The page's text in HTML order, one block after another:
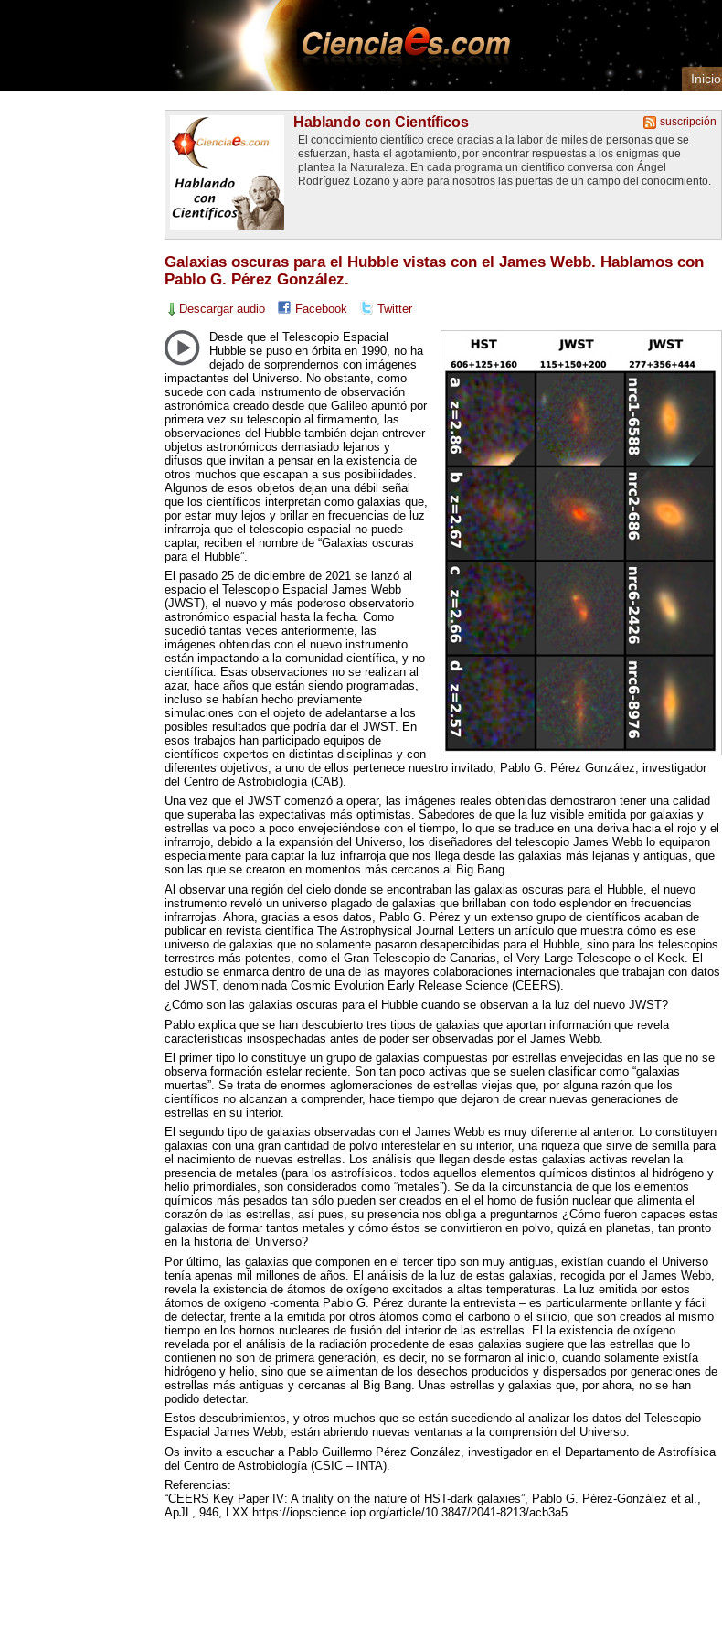
Inicio
suscripción
Hablando con Científicos
El conocimiento científico crece gracias a la labor de miles de personas que se
esfuerzan, hasta el agotamiento, por encontrar respuestas a los enigmas que
plantea la Naturaleza. En cada programa un científico conversa con Ángel
Rodríguez Lozano y abre para nosotros las puertas de un campo del conocimiento.
Galaxias oscuras para el Hubble vistas con el James Webb. Hablamos con
Pablo G. Pérez González.
Descargar audio Facebook Twitter
Desde que el Telescopio Espacial
Hubble se puso en órbita en 1990, no ha
dejado de sorprendernos con imágenes
impactantes del Universo. No obstante, como
sucede con cada instrumento de observación
astronómica creado desde que Galileo apuntó por
primera vez su telescopio al firmamento, las
observaciones del Hubble también dejan entrever
objetos astronómicos demasiado lejanos y
difusos que invitan a pensar en la existencia de
otros muchos que escapan a sus posibilidades.
Algunos de esos objetos dejan una débil señal
que los científicos interpretan como galaxias que,
por estar muy lejos y brillar en frecuencias de luz
infrarroja que el telescopio espacial no puede
captar, reciben el nombre de “Galaxias oscuras
para el Hubble”.
El pasado 25 de diciembre de 2021 se lanzó al
espacio el Telescopio Espacial James Webb
(JWST), el nuevo y más poderoso observatorio
astronómico espacial hasta la fecha. Como
sucedió tantas veces anteriormente, las
imágenes obtenidas con el nuevo instrumento
están impactando a la comunidad científica, y no
científica. Esas observaciones no se realizan al
azar, hace años que están siendo programadas,
incluso se habían hecho previamente
simulaciones con el objeto de adelantarse a los
posibles resultados que podría dar el JWST. En
esos trabajos han participado equipos de
científicos expertos en distintas disciplinas y con
diferentes objetivos, a uno de ellos pertenece nuestro invitado, Pablo G. Pérez González, investigador
del Centro de Astrobiología (CAB).
Una vez que el JWSTcomenzó a operar, las imágenes reales obtenidas demostraron tener una calidad
que superaba las expectativas más optimistas. Sabedores de que la luz visible emitida por galaxias y
estrellas va poco a poco envejeciéndose con el tiempo, lo que se traduce en una deriva hacia el rojo y el
infrarrojo, debido a la expansión del Universo, los diseñadores del telescopio James Webb lo equiparon
especialmente para captar la luz infrarroja que nos llega desde las galaxias más lejanas y antiguas, que
son las que se crearon en momentos más cercanos al Big Bang.
Al observar una región del cielo donde se encontraban las galaxias oscuras para el Hubble, el nuevo
instrumento reveló un universo plagado de galaxias que brillaban con todo esplendor en frecuencias
infrarrojas. Ahora, gracias a esos datos, Pablo G. Pérez y un extenso grupo de científicos acaban de
publicar en revista científica The Astrophysical Journal Letters un artículo que muestra cómo es ese
universo de galaxias que no solamente pasaron desapercibidas para el Hubble, sino para los telescopios
terrestres más potentes, como el Gran Telescopio de Canarias, el Very Large Telescope o el Keck. El
estudio se enmarca dentro de una de las mayores colaboraciones internacionales que trabajan con datos
del JWST, denominada Cosmic Evolution Early Release Science (CEERS).
¿Cómo son las galaxias oscuras para el Hubble cuando se observan a la luz del nuevo JWST?
Pablo explica que se han descubierto tres tipos de galaxias que aportan información que revela
características insospechadas antes de poder ser observadas por el James Webb.
El primer tipo lo constituye un grupo de galaxias compuestas por estrellas envejecidas en las que no se
observa formación estelar reciente. Son tan poco activas que se suelen clasificar como “galaxias
muertas”. Se trata de enormes aglomeraciones de estrellas viejas que, por alguna razón que los
científicos no alcanzan a comprender, hace tiempo que dejaron de crear nuevas generaciones de
estrellas en su interior.
El segundo tipo de galaxias observadas con el James Webb es muy diferente al anterior. Lo constituyen
galaxias con una gran cantidad de polvo interestelar en su interior, una riqueza que sirve de semilla para
el nacimiento de nuevas estrellas. Los análisis que llegan desde estas galaxias activas revelan la
presencia de metales (para los astrofísicos. todos aquellos elementos químicos distintos al hidrógeno y
helio primordiales, son considerados como “metales”). Se da la circunstancia de que los elementos
químicos más pesados tan sólo pueden ser creados en el el horno de fusión nuclear que alimenta el
corazón de las estrellas, así pues, su presencia nos obliga a preguntarnos ¿Cómo fueron capaces estas
galaxias de formar tantos metales y cómo éstos se convirtieron en polvo, quizá en planetas, tan pronto
en la historia del Universo?
Por último, las galaxias que componen en el tercer tipo son muy antiguas, existían cuando el Universo
tenía apenas mil millones de años. El análisis de la luz de estas galaxias, recogida por el James Webb,
revela la existencia de átomos de oxígeno excitados a altas temperaturas. La luz emitida por estos
átomos de oxígeno -comenta Pablo G. Pérez durante la entrevista – es particularmente brillante y fácil
de detectar, frente a la emitida por otros átomos como el carbono o el silicio, que son creados al mismo
tiempo en los hornos nucleares de fusión del interior de las estrellas. El la existencia de oxígeno
revelada por el análisis de la radiación procedente de esas galaxias sugiere que las estrellas que lo
contienen no son de primera generación, es decir, no se formaron al inicio, cuando solamente existía
hidrógeno y helio, sino que se alimentan de los desechos producidos y dispersados por generaciones de
estrellas más antiguas y cercanas al Big Bang. Unas estrellas y galaxias que, por ahora, no se han
podido detectar.
Estos descubrimientos, y otros muchos que se están sucediendo al analizar los datos del Telescopio
Espacial James Webb, están abriendo nuevas ventanas a la comprensión del Universo.
Os invito a escuchar a Pablo Guillermo Pérez González, investigador en el Departamento de Astrofísica
del Centro de Astrobiología (CSIC– INTA).
Referencias:
“CEERS Key Paper IV: A triality on the nature of HST-dark galaxies”, Pablo G. Pérez-González et al.,
ApJL, 946,
LXX https://iopscience.iop.org/article/10.3847/2041-8213/acb3a5